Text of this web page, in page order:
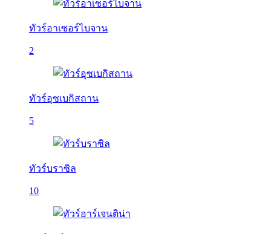
ทัวร์อาเซอร์ไบจาน
2
ทัวร์อุซเบกิสถาน
5
ทัวร์บราซิล
10